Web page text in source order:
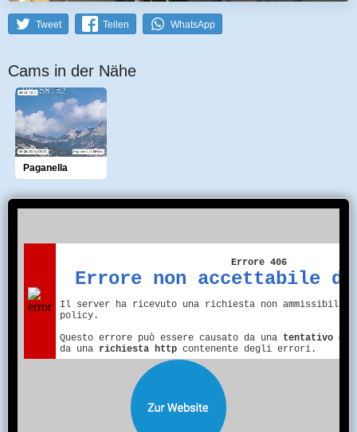
Tweet Teilen WhatsApp
Cams in der Nähe
Paganella